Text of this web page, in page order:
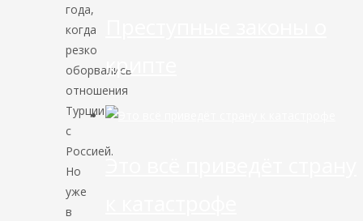
года,
когда
резко
оборвались
отношения
Турции
с
Россией.
Но
уже
в
крипте
Это всё приведёт страну